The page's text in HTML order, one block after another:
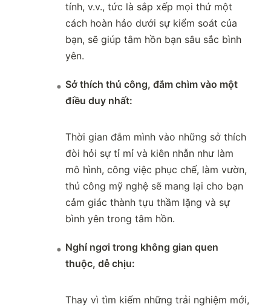
tính, v.v., tức là sắp xếp mọi thứ một
cách hoàn hảo dưới sự kiểm soát của
bạn, sẽ giúp tâm hồn bạn sâu sắc bình
yên.
Sở thích thủ công, đắm chìm vào một
điều duy nhất:
Thời gian đắm mình vào những sở thích
đòi hỏi sự tỉ mỉ và kiên nhẫn như làm
mô hình, công việc phục chế, làm vườn,
thủ công mỹ nghệ sẽ mang lại cho bạn
cảm giác thành tựu thầm lặng và sự
bình yên trong tâm hồn.
Nghỉ ngơi trong không gian quen
thuộc, dễ chịu:
Thay vì tìm kiếm những trải nghiệm mới,